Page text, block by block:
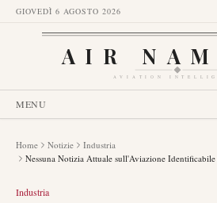
GIOVEDÌ 6 AGOSTO 2026
AIR
AVIATION
MENU
Home Notizie
Industria
Nessuna Notizia Attuale sull'Aviazione
Industria